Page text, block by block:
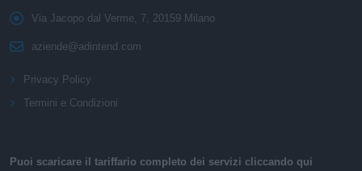
Via Jacopo dal Verme, 7, 20159 Milano
aziende@adintend.com
Privacy Policy
Termini e Condizioni
Puoi scaricare il tariffario completo dei servizi cliccando qui